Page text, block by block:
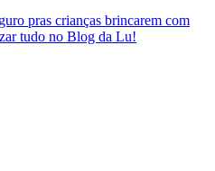
pras crianças brincarem com
tudo no Blog da Lu!